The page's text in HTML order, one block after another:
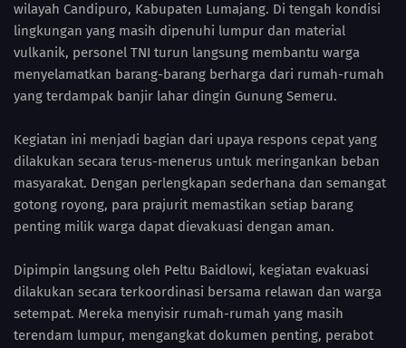
wilayah Candipuro, Kabupaten Lumajang. Di tengah kondisi
lingkungan yang masih dipenuhi lumpur dan material
vulkanik, personel TNI turun langsung membantu warga
menyelamatkan barang-barang berharga dari rumah-rumah
yang terdampak banjir lahar dingin Gunung Semeru.
Kegiatan ini menjadi bagian dari upaya respons cepat yang
dilakukan secara terus-menerus untuk meringankan beban
masyarakat. Dengan perlengkapan sederhana dan semangat
gotong royong, para prajurit memastikan setiap barang
penting milik warga dapat dievakuasi dengan aman.
Dipimpin langsung oleh Peltu Baidlowi, kegiatan evakuasi
dilakukan secara terkoordinasi bersama relawan dan warga
setempat. Mereka menyisir rumah-rumah yang masih
terendam lumpur, mengangkat dokumen penting, perabot